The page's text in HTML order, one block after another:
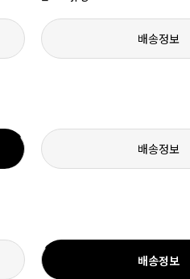
배송정보
배송정보
배송정보